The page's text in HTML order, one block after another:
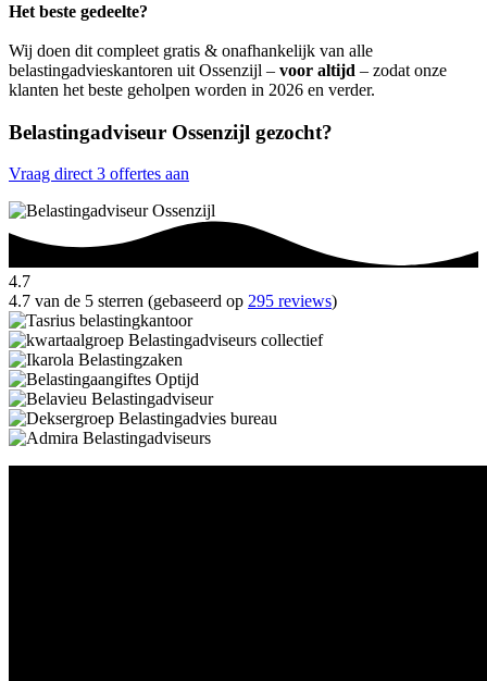
Het beste gedeelte?
Wij doen dit compleet gratis & onafhankelijk van alle
belastingadvieskantoren uit Ossenzijl – voor altijd – zodat onze
klanten het beste geholpen worden in 2026 en verder.
Belastingadviseur Ossenzijl gezocht?
Vraag direct 3 offertes aan
4.7
4.7 van de 5 sterren (gebaseerd op 295 reviews)